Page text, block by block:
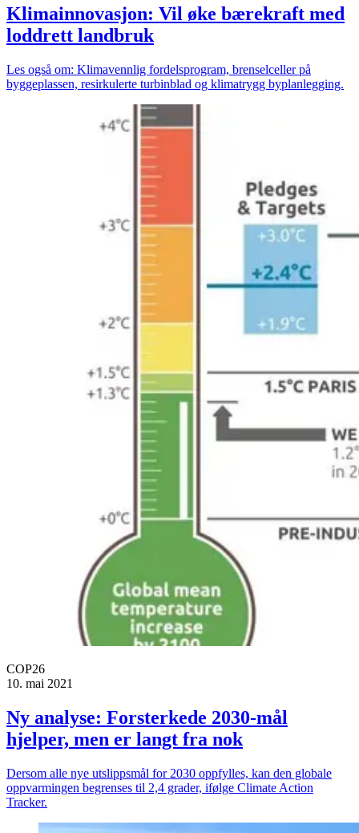
Klimainnovasjon: Vil øke bærekraft med
loddrett landbruk
Les også om: Klimavennlig fordelsprogram, brenselceller på
byggeplassen, resirkulerte turbinblad og klimatrygg byplanlegging.
COP26
10. mai 2021
Ny analyse: Forsterkede 2030-mål
hjelper, men er langt fra nok
Dersom alle nye utslippsmål for 2030 oppfylles, kan den globale
oppvarmingen begrenses til 2,4 grader, ifølge Climate Action
Tracker.